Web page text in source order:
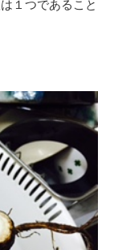
１つであること